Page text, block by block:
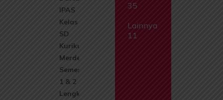
IPAS
Kelas 1
SD
Kurikulum
Merdeka
Semester
1 & 2
Lengkap
35
Lainnya
11